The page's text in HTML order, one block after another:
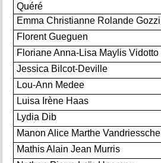
Quéré
Emma Christianne Rolande Gozzi
Florent Gueguen
Floriane Anna-Lisa Maylis Vidotto
Jessica Bilcot-Deville
Lou-Ann Medee
Luisa Irène Haas
Lydia Dib
Manon Alice Marthe Vandriessche
Mathis Alain Jean Murris